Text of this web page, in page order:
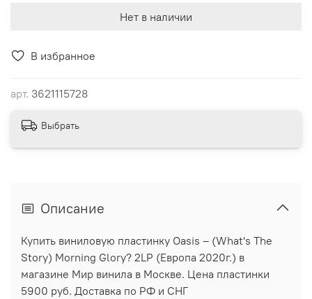
В избранное
арт. 3621115728
Нет в наличии
Выбрать
Описание
Купить виниловую пластинку Oasis ‎– (What's The
Story) Morning Glory? 2LP (Европа 2020г.) в
магазине Мир винила в Москве. Цена пластинки
5900 руб. Доставка по РФ и СНГ